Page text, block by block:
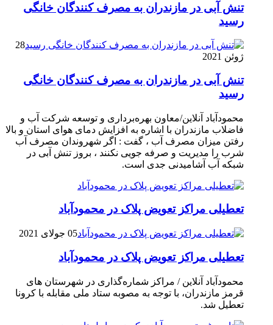
تنش آبی در مازندران به مصرف كنندگان خانگی
رسيد
28
ژوئن 2021
تنش آبی در مازندران به مصرف كنندگان خانگی
رسيد
محمودآباد آنلاین/معاون بهره‌برداری و توسعه شرکت آب و
فاضلاب مازندران با اشاره به افزایش دمای هوای استان و بالا
رفتن میزان مصرف آب ، گفت : اگر شهروندان مصرف آب
شرب را مدیریت و صرفه جویی نکنند ، بروز تنش آبی در
شبکه آب آشامیدنی جدی است.
تعطیلی مراکز تعویض پلاک در محمودآباد
05 جولای 2021
تعطیلی مراکز تعویض پلاک در محمودآباد
محمودآباد آنلاین / مراکز شماره‌گذاری در شهر‌ستان های
قرمز مازندران، با توجه به مصوبه ستاد ملی مقابله با کرونا
تعطیل شد.